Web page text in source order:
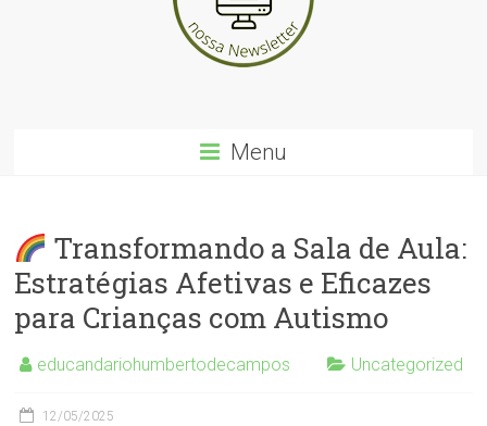
Menu
Transformando a Sala de Aula:
Estratégias Afetivas e Eficazes
para Crianças com Autismo
educandariohumbertodecampos Uncategorized
12/05/2025